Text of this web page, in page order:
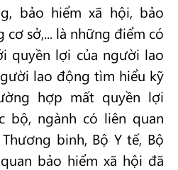
bảo hiểm xã hội, bảo
sở,... là những điểm có
quyền lợi của người lao
lao động tìm hiểu kỹ
hợp mất quyền lợi
bộ, ngành có liên quan
binh, Bộ Y tế, Bộ
bảo hiểm xã hội đã